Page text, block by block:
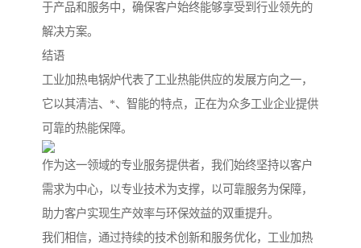
于产品和服务中，确保客户始终能够享受到行业领先的
解决方案。
结语
工业加热电锅炉代表了工业热能供应的发展方向之一，
它以其清洁、*、智能的特点，正在为众多工业企业提供
可靠的热能保障。
作为这一领域的专业服务提供者，我们始终坚持以客户
需求为中心，以专业技术为支撑，以可靠服务为保障，
助力客户实现生产效率与环保效益的双重提升。
我们相信，通过持续的技术创新和服务优化，工业加热